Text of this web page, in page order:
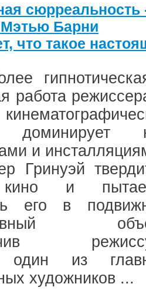
сюрреальность
Барни
что такое
работа
доминирует
и
Гринуэй
и
его в
один из
художников ...